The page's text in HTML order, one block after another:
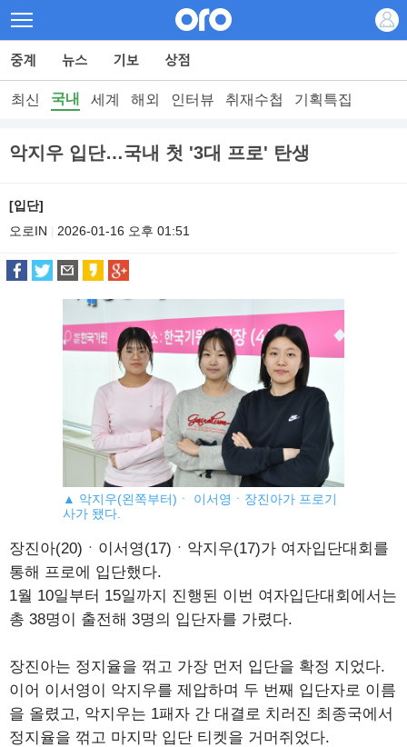
최신 국내 세계 해외 인터뷰 취재수첩 기획특집
악지우 입단…국내 첫 '3대 프로' 탄생
[입단]
오로IN
2026-01-16 오후 01:51
▲ 악지우(왼쪽부터)ㆍ 이서영ㆍ장진아가 프로기
사가 됐다.
장진아(20)ㆍ이서영(17)ㆍ악지우(17)가 여자입단대회를
통해 프로에 입단했다.
1월 10일부터 15일까지 진행된 이번 여자입단대회에서는
총 38명이 출전해 3명의 입단자를 가렸다.
장진아는 정지율을 꺾고 가장 먼저 입단을 확정 지었다.
이어 이서영이 악지우를 제압하며 두 번째 입단자로 이름
을 올렸고, 악지우는 1패자 간 대결로 치러진 최종국에서
정지율을 꺾고 마지막 입단 티켓을 거머쥐었다.